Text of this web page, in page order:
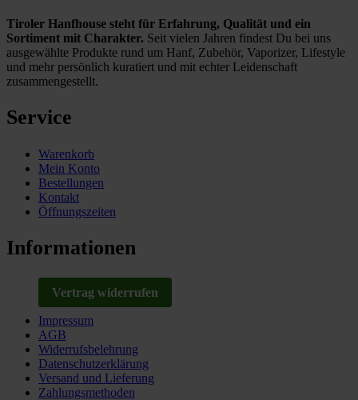
Tiroler Hanfhouse steht für Erfahrung, Qualität und ein
Sortiment mit Charakter. Seit vielen Jahren findest Du bei uns
ausgewählte Produkte rund um Hanf, Zubehör, Vaporizer, Lifestyle
und mehr persönlich kuratiert und mit echter Leidenschaft
zusammengestellt.
Service
Warenkorb
Mein Konto
Bestellungen
Kontakt
Öffnungszeiten
Informationen
Vertrag widerrufen
Impressum
AGB
Widerrufsbelehrung
Datenschutzerklärung
Versand und Lieferung
Zahlungsmethoden